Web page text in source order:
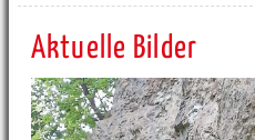
Aktuelle Bilder